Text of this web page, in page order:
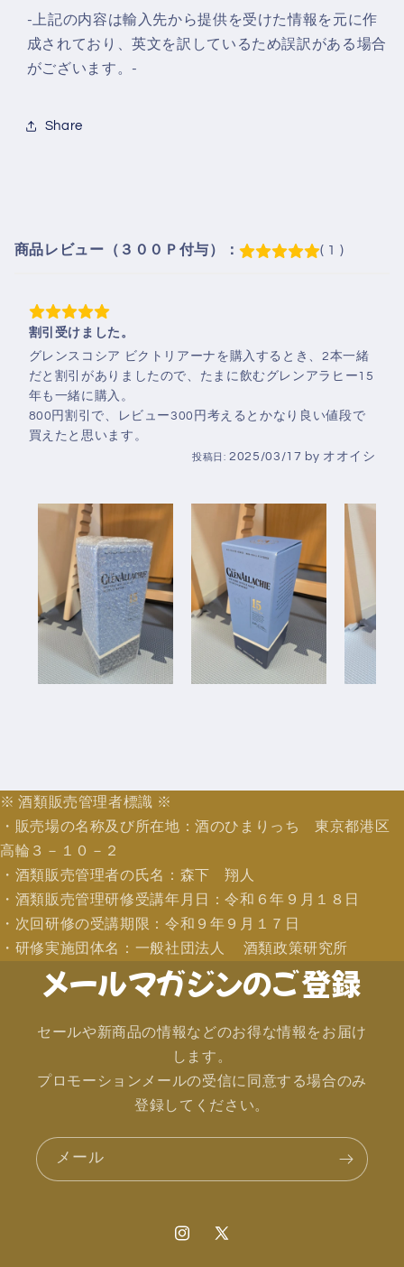
-上記の内容は輸入先から提供を受けた情報を元に作
成されており、英文を訳しているため誤訳がある場合
がございます。-
Share
商品レビュー（３００Ｐ付与）： ( 1 )
割引受けました。
グレンスコシア ビクトリアーナを購入するとき、2本一緒
だと割引がありましたので、たまに飲むグレンアラヒー15
年も一緒に購入。
800円割引で、レビュー300円考えるとかなり良い値段で
買えたと思います。
投稿日: 2025/03/17 by オオイシ
※ 酒類販売管理者標識 ※
・販売場の名称及び所在地：酒のひまりっち 東京都港区
高輪３－１０－２
・酒類販売管理者の氏名：森下 翔人
・酒類販売管理研修受講年月日：令和６年９月１８日
・次回研修の受講期限：令和９年９月１７日
・研修実施団体名：一般社団法人 酒類政策研究所
メールマガジンのご登録
セールや新商品の情報などのお得な情報をお届け
します。
プロモーションメールの受信に同意する場合のみ
登録してください。
メール
Instagram
X